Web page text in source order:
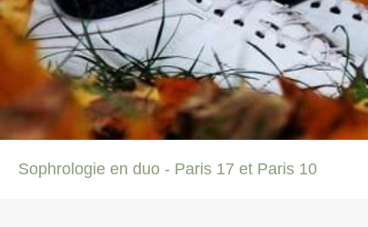
Sophrologie en duo - Paris 17 et Paris 10